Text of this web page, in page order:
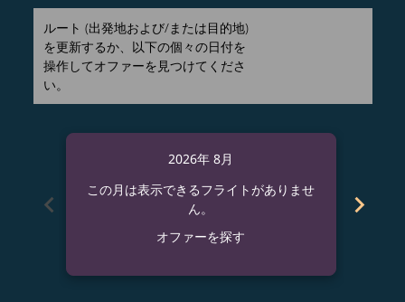
ルート (出発地および/または目的地)
を更新するか、以下の個々の日付を
操作してオファーを見つけてくださ
い。
chevron_left
2026年 8月
この月は表示できるフライトがありませ
ん。
オファーを探す
chevron_right